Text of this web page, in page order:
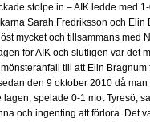
stolpe in – AIK ledde med
Sarah Fredriksson och
mycket och tillsammans
för AIK och slutligen var
till att Elin
den 9 oktober 2010 då
spelade 0-1 mot Tyresö,
och ingenting att förlora. Det